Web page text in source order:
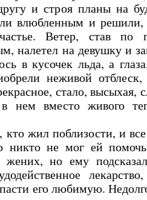
и строя планы на
влюбленным и решили,
Ветер, став по
налетел на девушку и
в кусочек льда, а
неживой
стало, высыхая,
нем вместо живого
жил поблизости, и все
никто не мог ей
жених, но ему
его любимую.